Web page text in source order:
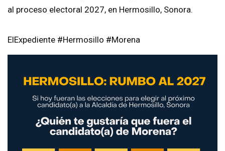
al proceso electoral 2027, en Hermosillo, Sonora.
ElExpediente #Hermosillo #Morena